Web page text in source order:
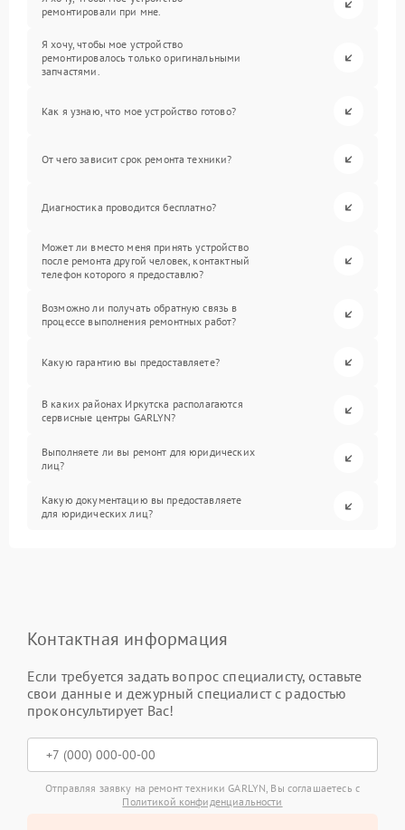
ремонтировали при мне.
Я хочу, чтобы мое устройство
ремонтировалось только оригинальными
запчастями.
Как я узнаю, что мое устройство готово?
От чего зависит срок ремонта техники?
Диагностика проводится бесплатно?
Может ли вместо меня принять устройство
после ремонта другой человек, контактный
телефон которого я предоставлю?
Возможно ли получать обратную связь в
процессе выполнения ремонтных работ?
Какую гарантию вы предоставляете?
В каких районах Иркутска располагаются
сервисные центры GARLYN?
Выполняете ли вы ремонт для юридических
лиц?
Какую документацию вы предоставляете
для юридических лиц?
Контактная информация
Если требуется задать вопрос специалисту, оставьте
свои данные и дежурный специалист с радостью
проконсультирует Вас!
Отправляя заявку на ремонт техники GARLYN, Вы соглашаетесь с
Политикой конфиденциальности